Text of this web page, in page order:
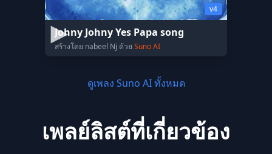
v4
Johny Johny Yes Papa song
สร้างโดย nabeel Nj ด้วย Suno AI
ดูเพลง Suno AI ทั้งหมด
เพลย์ลิสต์ที่เกี่ยวข้อง